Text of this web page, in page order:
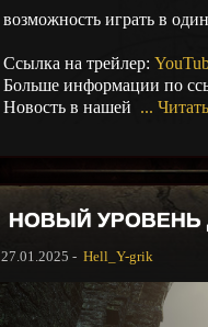
возможность играть в
Ссылка на трейлер:
Больше информации по
Новость в нашей ...
НОВЫЙ УРОВЕНЬ
27.01.2025 - Hell_Y-grik